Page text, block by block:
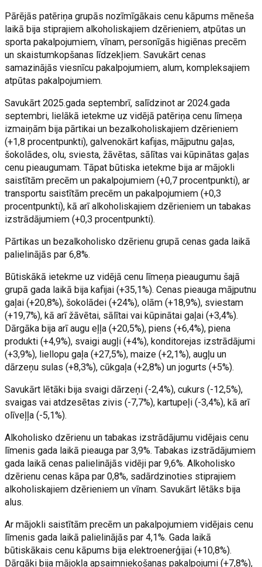
Pārējās patēriņa grupās nozīmīgākais cenu kāpums mēneša
laikā bija stiprajiem alkoholiskajiem dzērieniem, atpūtas un
sporta pakalpojumiem, vīnam, personīgās higiēnas precēm
un skaistumkopšanas līdzekļiem. Savukārt cenas
samazinājās viesnīcu pakalpojumiem, alum, kompleksajiem
atpūtas pakalpojumiem.
Savukārt 2025.gada septembrī, salīdzinot ar 2024.gada
septembri, lielākā ietekme uz vidējā patēriņa cenu līmeņa
izmaiņām bija pārtikai un bezalkoholiskajiem dzērieniem
(+1,8 procentpunkti), galvenokārt kafijas, mājputnu gaļas,
šokolādes, olu, sviesta, žāvētas, sālītas vai kūpinātas gaļas
cenu pieaugumam. Tāpat būtiska ietekme bija ar mājokli
saistītām precēm un pakalpojumiem (+0,7 procentpunkti), ar
transportu saistītām precēm un pakalpojumiem (+0,3
procentpunkti), kā arī alkoholiskajiem dzērieniem un tabakas
izstrādājumiem (+0,3 procentpunkti).
Pārtikas un bezalkoholisko dzērienu grupā cenas gada laikā
palielinājās par 6,8%.
Būtiskākā ietekme uz vidējā cenu līmeņa pieaugumu šajā
grupā gada laikā bija kafijai (+35,1%). Cenas pieauga mājputnu
gaļai (+20,8%), šokolādei (+24%), olām (+18,9%), sviestam
(+19,7%), kā arī žāvētai, sālītai vai kūpinātai gaļai (+3,4%).
Dārgāka bija arī augu eļļa (+20,5%), piens (+6,4%), piena
produkti (+4,9%), svaigi augļi (+4%), konditorejas izstrādājumi
(+3,9%), liellopu gaļa (+27,5%), maize (+2,1%), augļu un
dārzeņu sulas (+8,3%), cūkgaļa (+2,8%) un jogurts (+5%).
Savukārt lētāki bija svaigi dārzeņi (-2,4%), cukurs (-12,5%),
svaigas vai atdzesētas zivis (-7,7%), kartupeļi (-3,4%), kā arī
olīveļļa (-5,1%).
Alkoholisko dzērienu un tabakas izstrādājumu vidējais cenu
līmenis gada laikā pieauga par 3,9%. Tabakas izstrādājumiem
gada laikā cenas palielinājās vidēji par 9,6%. Alkoholisko
dzērienu cenas kāpa par 0,8%, sadārdzinoties stiprajiem
alkoholiskajiem dzērieniem un vīnam. Savukārt lētāks bija
alus.
Ar mājokli saistītām precēm un pakalpojumiem vidējais cenu
līmenis gada laikā palielinājās par 4,1%. Gada laikā
būtiskākais cenu kāpums bija elektroenerģijai (+10,8%).
Dārgāki bija mājokļa apsaimniekošanas pakalpojumi (+7,8%),